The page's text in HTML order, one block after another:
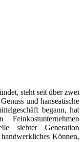
steht seit über zwei
und hanseatische
begann, hat
siebter Generation
Können,